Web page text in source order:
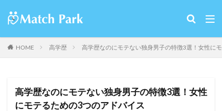
HOME 高学歴 高学歴なのにモテない独身男子の特徴3選！女性に
高学歴なのにモテない独身男子の特徴3選！女性
にモテるための3つのアドバイス